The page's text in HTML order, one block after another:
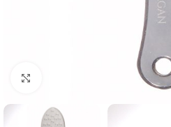
Klik om te vergroten